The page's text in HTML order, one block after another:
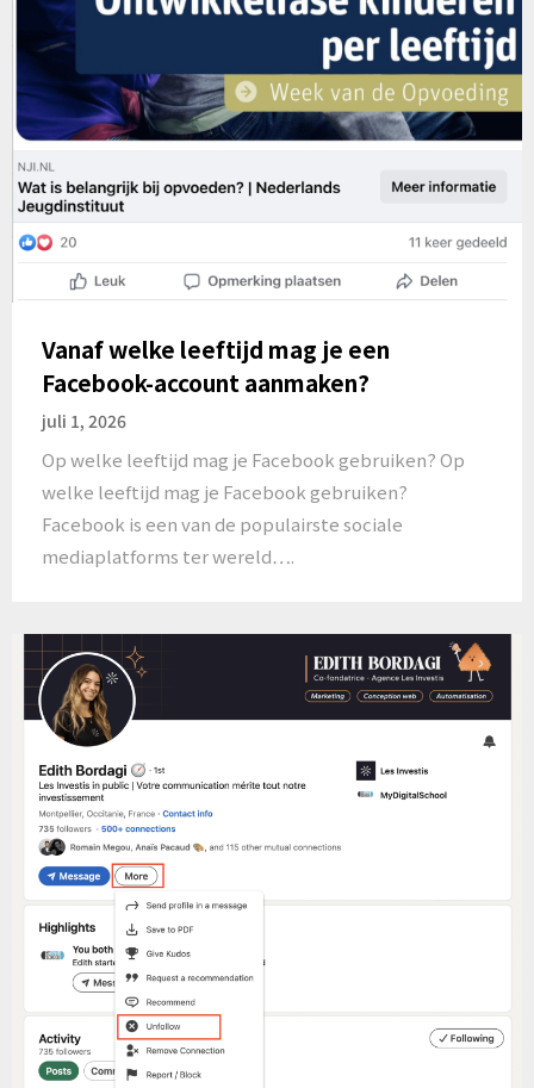
Vanaf welke leeftijd mag je een
Facebook-account aanmaken?
juli 1, 2026
Op welke leeftijd mag je Facebook gebruiken? Op
welke leeftijd mag je Facebook gebruiken?
Facebook is een van de populairste sociale
mediaplatforms ter wereld….